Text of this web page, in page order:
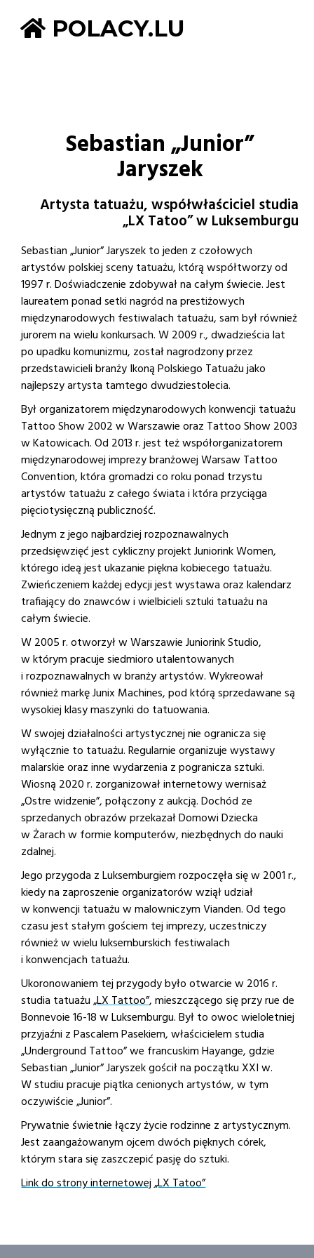
POLACY.LU
Sebastian „Junior”
Jaryszek
Artysta tatuażu, współwłaściciel studia
„LX Tatoo” w Luksemburgu
Sebastian „Junior” Jaryszek to jeden z czołowych
artystów polskiej sceny tatuażu, którą współtworzy od
1997 r. Doświadczenie zdobywał na całym świecie. Jest
laureatem ponad setki nagród na prestiżowych
międzynarodowych festiwalach tatuażu, sam był również
jurorem na wielu konkursach. W 2009 r., dwadzieścia lat
po upadku komunizmu, został nagrodzony przez
przedstawicieli branży Ikoną Polskiego Tatuażu jako
najlepszy artysta tamtego dwudziestolecia.
Był organizatorem międzynarodowych konwencji tatuażu
Tattoo Show 2002 w Warszawie oraz Tattoo Show 2003
w Katowicach. Od 2013 r. jest też współorganizatorem
międzynarodowej imprezy branżowej Warsaw Tattoo
Convention, która gromadzi co roku ponad trzystu
artystów tatuażu z całego świata i która przyciąga
pięciotysięczną publiczność.
Jednym z jego najbardziej rozpoznawalnych
przedsięwzięć jest cykliczny projekt Juniorink Women,
którego ideą jest ukazanie piękna kobiecego tatuażu.
Zwieńczeniem każdej edycji jest wystawa oraz kalendarz
trafiający do znawców i wielbicieli sztuki tatuażu na
całym świecie.
W 2005 r. otworzył w Warszawie Juniorink Studio,
w którym pracuje siedmioro utalentowanych
i rozpoznawalnych w branży artystów. Wykreował
również markę Junix Machines, pod którą sprzedawane są
wysokiej klasy maszynki do tatuowania.
W swojej działalności artystycznej nie ogranicza się
wyłącznie to tatuażu. Regularnie organizuje wystawy
malarskie oraz inne wydarzenia z pogranicza sztuki.
Wiosną 2020 r. zorganizował internetowy wernisaż
„Ostre widzenie”, połączony z aukcją. Dochód ze
sprzedanych obrazów przekazał Domowi Dziecka
w Żarach w formie komputerów, niezbędnych do nauki
zdalnej.
Jego przygoda z Luksemburgiem rozpoczęła się w 2001 r.,
kiedy na zaproszenie organizatorów wziął udział
w konwencji tatuażu w malowniczym Vianden. Od tego
czasu jest stałym gościem tej imprezy, uczestniczy
również w wielu luksemburskich festiwalach
i konwencjach tatuażu.
Ukoronowaniem tej przygody było otwarcie w 2016 r.
studia tatuażu„LX Tattoo”, mieszczącego się przy rue de
Bonnevoie 16-18 w Luksemburgu. Był to owoc wieloletniej
przyjaźni z Pascalem Pasekiem, właścicielem studia
„Underground Tattoo” we francuskim Hayange, gdzie
Sebastian „Junior” Jaryszek gościł na początku XXI w.
W studiu pracuje piątka cenionych artystów, w tym
oczywiście „Junior”.
Prywatnie świetnie łączy życie rodzinne z artystycznym.
Jest zaangażowanym ojcem dwóch pięknych córek,
którym stara się zaszczepić pasję do sztuki.
Link do strony internetowej „LX Tatoo”